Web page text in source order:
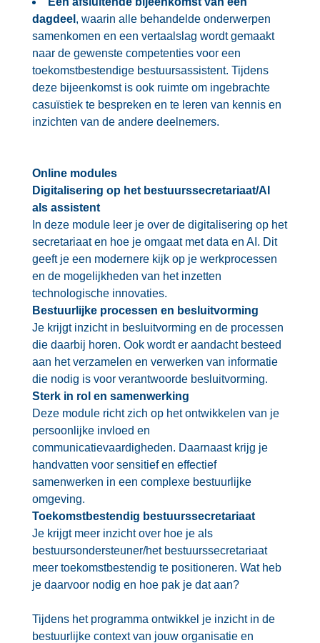
dagdeel , waarin alle behandelde onderwerpen
samenkomen en een vertaalslag wordt gemaakt
naar de gewenste competenties voor een
toekomstbestendige bestuursassistent. Tijdens
deze bijeenkomst is ook ruimte om ingebrachte
casuïstiek te bespreken en te leren van kennis en
inzichten van de andere deelnemers.
Online modules
Digitalisering op het bestuurssecretariaat/AI
als assistent
In deze module leer je over de digitalisering op het
secretariaat en hoe je omgaat met data en AI. Dit
geeft je een modernere kijk op je werkprocessen
en de mogelijkheden van het inzetten
technologische innovaties.
Bestuurlijke processen en besluitvorming
Je krijgt inzicht in besluitvorming en de processen
die daarbij horen. Ook wordt er aandacht besteed
aan het verzamelen en verwerken van informatie
die nodig is voor verantwoorde besluitvorming.
Sterk in rol en samenwerking
Deze module richt zich op het ontwikkelen van je
persoonlijke invloed en
communicatievaardigheden. Daarnaast krijg je
handvatten voor sensitief en effectief
samenwerken in een complexe bestuurlijke
omgeving.
Toekomstbestendig bestuurssecretariaat
Je krijgt meer inzicht over hoe je als
bestuursondersteuner/het bestuurssecretariaat
meer toekomstbestendig te positioneren. Wat heb
je daarvoor nodig en hoe pak je dat aan?
Tijdens het programma ontwikkel je inzicht in de
bestuurlijke context van jouw organisatie en